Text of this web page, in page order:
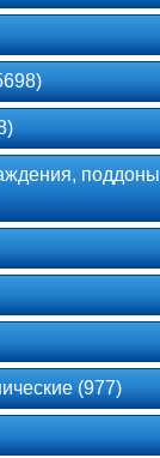
поддоны
(977)